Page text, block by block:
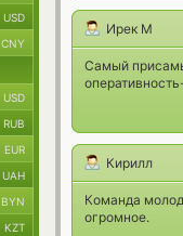
Ирек М
Самый
Кирилл
Команда
огромное.
USD
CNY
USD
RUB
EUR
UAH
BYN
KZT